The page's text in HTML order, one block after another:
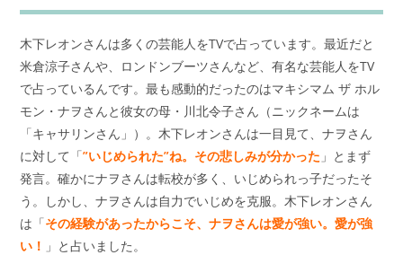
木下レオンさんは多くの芸能人をTVで占っています。最近だと
米倉涼子さんや、ロンドンブーツさんなど、有名な芸能人をTV
で占っているんです。最も感動的だったのはマキシマム ザ ホル
モン・ナヲさんと彼女の母・川北令子さん（ニックネームは
「キャサリンさん」）。木下レオンさんは一目見て、ナヲさん
に対して「”いじめられた”ね。その悲しみが分かった 」とまず
発言。確かにナヲさんは転校が多く、いじめられっ子だったそ
う。しかし、ナヲさんは自力でいじめを克服。木下レオンさん
は「その経験があったからこそ、ナヲさんは愛が強い。愛が強
い！ 」と占いました。